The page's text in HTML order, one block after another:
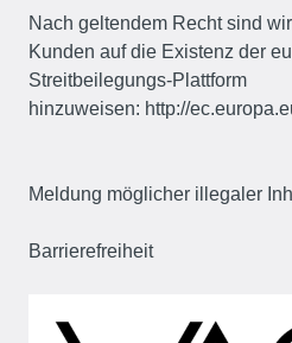
Nach geltendem Recht sind
Kunden auf die Existenz der
Streitbeilegungs-Plattform
hinzuweisen: http://
Meldung möglicher illegaler
Barrierefreiheit